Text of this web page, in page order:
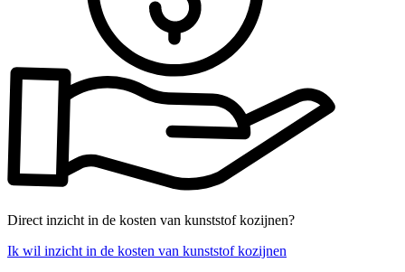
Direct inzicht in de kosten van kunststof kozijnen?
Ik wil inzicht in de kosten van kunststof kozijnen